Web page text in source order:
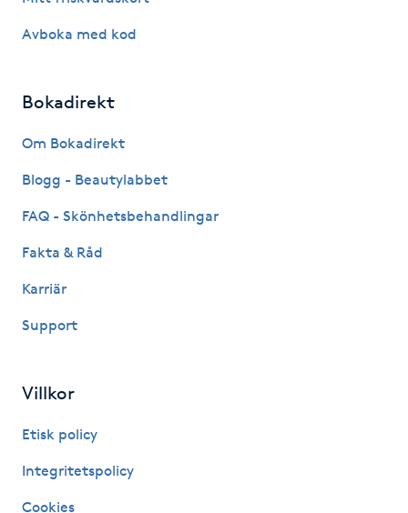
G
Gelenaglar
Gellack
Gravidmassage
Gruppträning
Avboka med kod
Bokadirekt
Om Bokadirekt
Blogg - Beautylabbet
FAQ - Skönhetsbehandlingar
Fakta & Råd
Karriär
Support
Villkor
Etisk policy
Integritetspolicy
Cookies